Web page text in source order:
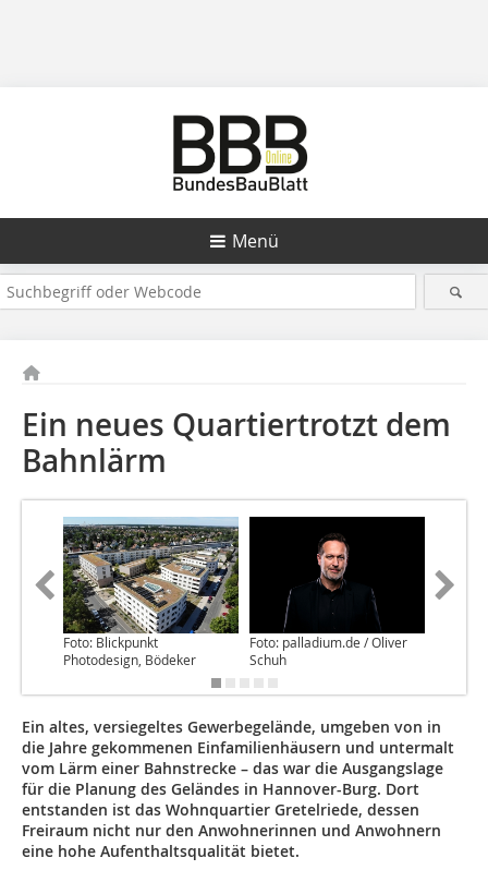
Menü
Ein neues Quartiertrotzt dem
Bahnlärm
Foto: Blickpunkt
Photodesign, Bödeker
Foto: palladium.de / Oliver
Schuh
Ein altes, versiegeltes Gewerbegelände, umgeben von in
die Jahre gekommenen Einfamilienhäusern und untermalt
vom Lärm einer Bahnstrecke – das war die Ausgangslage
für die Planung des Geländes in Hannover-Burg. Dort
entstanden ist das Wohnquartier Gretelriede, dessen
Freiraum nicht nur den Anwohnerinnen und Anwohnern
eine hohe Aufenthaltsqualität bietet.